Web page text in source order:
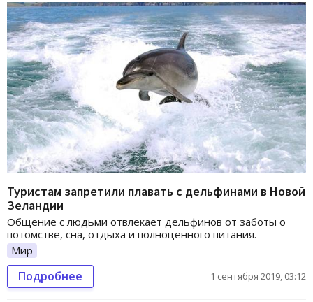
Туристам запретили плавать с дельфинами в Новой
Зеландии
Общение с людьми отвлекает дельфинов от заботы о
потомстве, сна, отдыха и полноценного питания.
Мир
Подробнее 1 сентября 2019, 03:12